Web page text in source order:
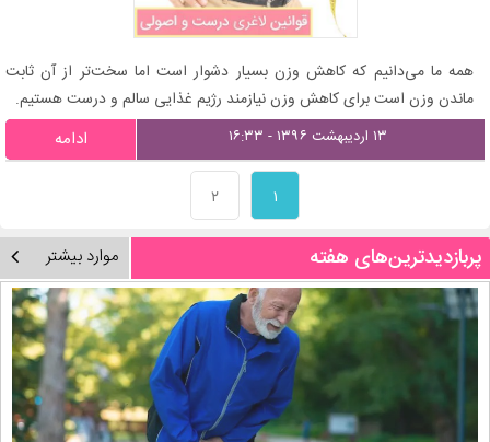
همه ما می‌دانیم که کاهش وزن بسیار دشوار است اما سخت‌تر از آن ثابت
ماندن وزن است برای کاهش وزن نیازمند رژیم غذایی سالم و درست هستیم.
۱۳ اردیبهشت ۱۳۹۶ - ۱۶:۳۳ ادامه
۱ ۲
پربازدیدترین‌های هفته موارد بیشتر